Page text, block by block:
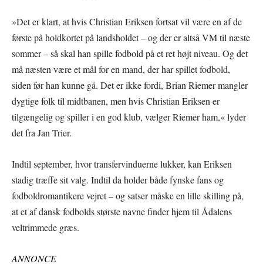
»Det er klart, at hvis Christian Eriksen fortsat vil være en af de
første på holdkortet på landsholdet – og der er altså VM til næste
sommer – så skal han spille fodbold på et ret højt niveau. Og det
må næsten være et mål for en mand, der har spillet fodbold,
siden før han kunne gå. Det er ikke fordi, Brian Riemer mangler
dygtige folk til midtbanen, men hvis Christian Eriksen er
tilgængelig og spiller i en god klub, vælger Riemer ham,« lyder
det fra Jan Trier.
Indtil september, hvor transfervinduerne lukker, kan Eriksen
stadig træffe sit valg. Indtil da holder både fynske fans og
fodboldromantikere vejret – og satser måske en lille skilling på,
at et af dansk fodbolds største navne finder hjem til Ådalens
veltrimmede græs.
ANNONCE